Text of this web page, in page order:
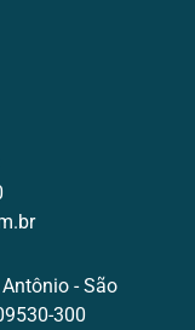
- São
300